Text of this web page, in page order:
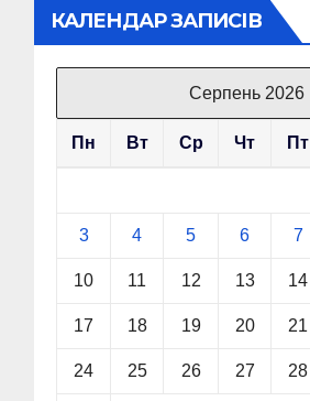
КАЛЕНДАР ЗАПИСІВ
Серпень 2026
Пн Вт Ср Чт Пт
3 4 5 6 7
10 11 12 13 14
17 18 19 20 21
24 25 26 27 28